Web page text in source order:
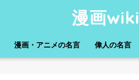
漫画wiki
漫画・アニメの名言 偉人の名言